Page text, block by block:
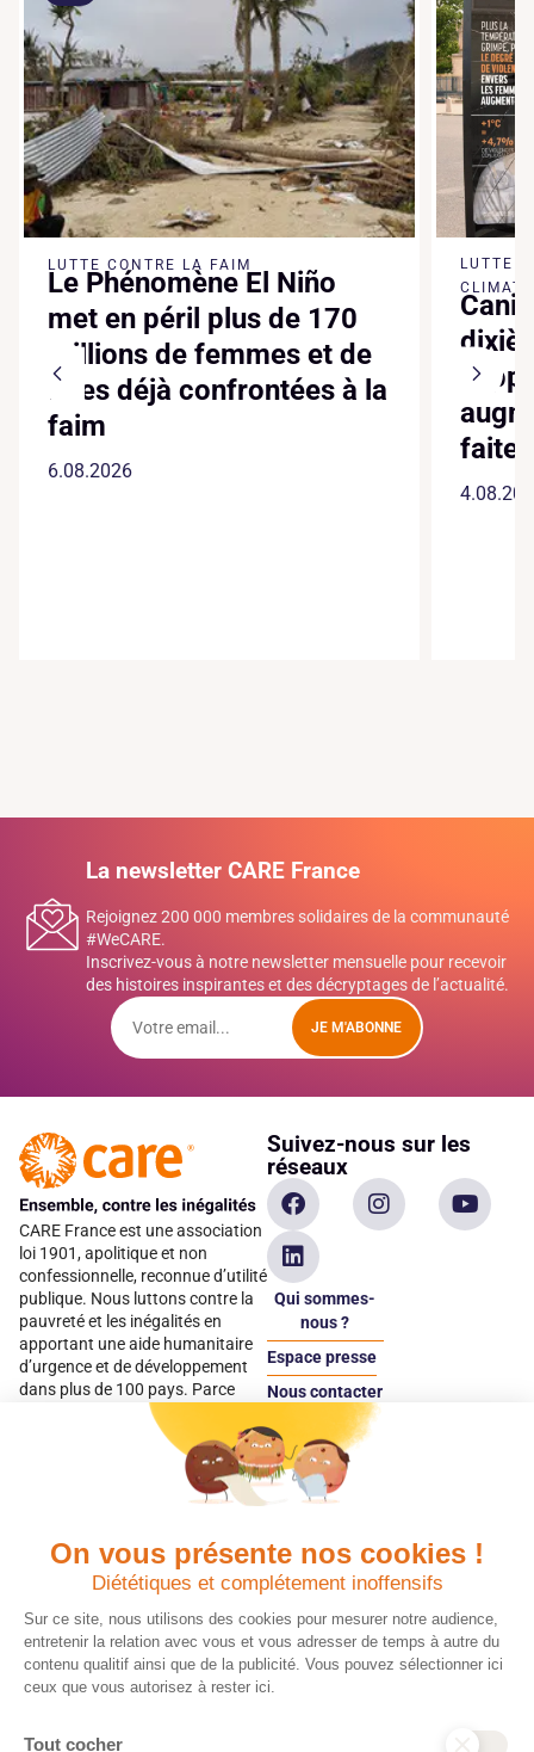
On vous présente nos cookies !
Diététiques et complétement inoffensifs
Sur ce site, nous utilisons des cookies pour mesurer notre audience,
entretenir la relation avec vous et vous adresser de temps à autre du
contenu qualitif ainsi que de la publicité. Vous pouvez sélectionner ici
ceux que vous autorisez à rester ici.
Tout cocher
LUTTE CONTRE LA FAIM
Le Phénomène El Niño
met en péril plus de 170
millions de femmes et de
filles déjà confrontées à la
faim
6.08.2026
LUTTE
La newsletter CARE France
Rejoignez 200 000 membres solidaires de la communauté
#WeCARE.
Inscrivez-vous à notre newsletter mensuelle pour recevoir
des histoires inspirantes et des décryptages de l’actualité.
JE M'ABONNE
CARE France est une association
loi 1901, apolitique et non
confessionnelle, reconnue d’utilité
publique. Nous luttons contre la
pauvreté et les inégalités en
apportant une aide humanitaire
d’urgence et de développement
dans plus de 100 pays. Parce
qu’elles sont les premières
victimes des inégalités, CARE met
les femmes et les filles au cœur
Suivez-nous sur les
réseaux
Qui sommes-
nous ?
Espace presse
Nous contacter
Espace
donateur
Quels avantages fiscaux ?
Chaque don effectué à une
association reconnue d’utilité
publique comme CARE, est
déductible jusqu’à 75 % de l’impôt
sur le revenu. Modalités de
déduction, déclaration des dons
ce qu’il faut savoir sur la
Donner en confiance
Vos dons sont
déductibles à 75 % de
vos impôts. Depuis
plus de 15 ans, CARE
France est une